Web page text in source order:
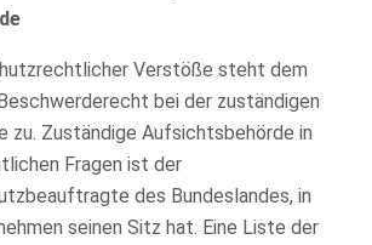
Verstöße steht dem
bei der zuständigen
zu. Zuständige Aufsichtsbehörde in
Fragen ist der
des Bundeslandes, in
seinen Sitz hat. Eine Liste der